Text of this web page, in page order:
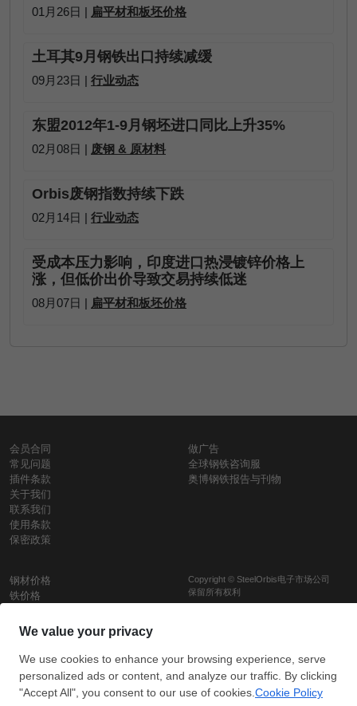
01月26日 | 扁平材和板坯价格
土耳其9月钢铁出口持续减缓
09月23日 | 行业动态
东盟2012年1-9月钢坯进口同比上升35%
02月08日 | 废钢 & 原材料
Orbis废钢指数持续下跌
02月14日 | 行业动态
受成本压力影响，印度进口热浸镀锌价格上
涨，但低价出价导致交易持续低迷
08月07日 | 扁平材和板坯价格
会员合同
常见问题
插件条款
关于我们
联系我们
使用条款
保密政策
做广告
全球钢铁咨询服
奥博钢铁报告与刊物
钢材价格
铁价格
盘条价格
Copyright © SteelOrbis电子市场公司
保留所有权利